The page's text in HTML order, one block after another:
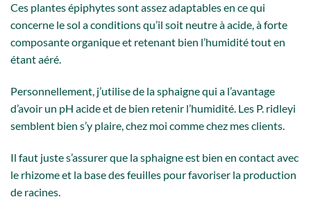
Ces plantes épiphytes sont assez adaptables en ce qui
concerne le sol a conditions qu’il soit neutre à acide, à forte
composante organique et retenant bien l’humidité tout en
étant aéré.
Personnellement, j’utilise de la sphaigne qui a l’avantage
d’avoir un pH acide et de bien retenir l’humidité. Les P. ridleyi
semblent bien s’y plaire, chez moi comme chez mes clients.
Il faut juste s’assurer que la sphaigne est bien en contact avec
le rhizome et la base des feuilles pour favoriser la production
de racines.